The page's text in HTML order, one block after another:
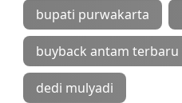
bupati purwakarta
buyback antam terbaru
dedi mulyadi